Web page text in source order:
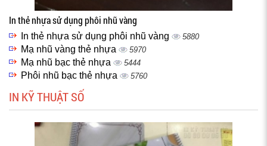
In thẻ nhựa sử dụng phôi nhũ vàng
In thẻ nhựa sử dụng phôi nhũ vàng 5880
Mạ nhũ vàng thẻ nhựa 5970
Mạ nhũ bạc thẻ nhựa 5444
Phôi nhũ bạc thẻ nhựa 5760
IN KỸ THUẬT SỐ